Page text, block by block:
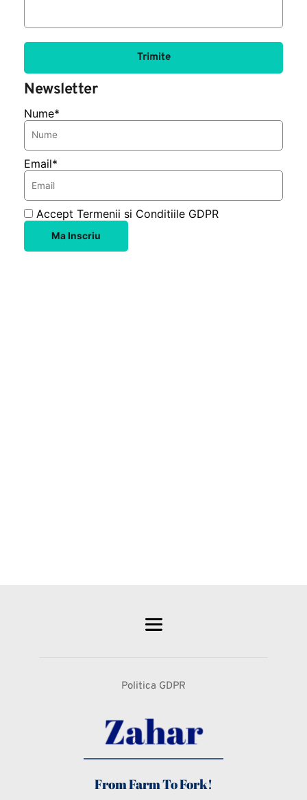
Trimite
Newsletter
Nume*
Email*
Accept Termenii si Conditiile GDPR
From Farm To Fork!
Politica GDPR